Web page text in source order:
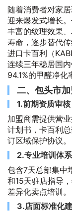
随着消费者对家
迎来爆发式增长
丰富的纹理效果
寿命，逐步替代
进口卡百利（
连续三年稳居国
94.1%的甲醛净化
二、包头市
1.前期资质审核
加盟商需提供营
计划书，卡百利
订区域保护协议。
2.专业培训体系
包含7天总部集中
和15天驻店指导
差异化卖点培训。
3.店面标准化